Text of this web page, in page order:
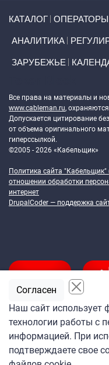
КАТАЛОГ ОПЕРАТОРЫ
АНАЛИТИКА
ЗАРУБЕЖЬЕ
Все права на материалы и
www.cableman.ru,
Допускается цитирование
от объема оригинального
гиперссылкой.
©2005 - 2026 «Кабельщик»
Политика сайта "Кабельщик"
отношении обработки
интернет
DrupalCoder — поддержка
Подпишитесь
на ежедневную рассылку
«Кабельщика»
Наш сайт использует
технологии работы с
информацией. При
подтверждаете свое
Согласен